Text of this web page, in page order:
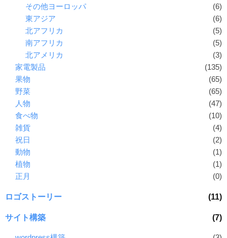
その他ヨーロッパ
(6)
東アジア
(6)
北アフリカ
(5)
南アフリカ
(5)
北アメリカ
(3)
家電製品
(135)
果物
(65)
野菜
(65)
人物
(47)
食べ物
(10)
雑貨
(4)
祝日
(2)
動物
(1)
植物
(1)
正月
(0)
ロゴストーリー (11)
サイト構築 (7)